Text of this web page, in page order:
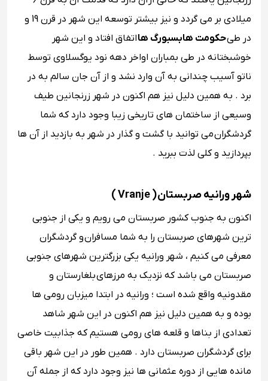
میلادی بر می گردد و نیز بیشتر توسعه این شهر در قرن 19 و
در طیحکومت هابسبورگ ‌هااتفاق افتاد و این شهر
خوشبختانه در طی بمباران اواخر دهه نود یوگسلاوی توسط
ناتو آسیب چندانی به آن وارد نشد و از آن جان سالم به در
برد . به همین دلیل نیز هم‌ اکنون در شهر زرنجانین طیف
وسیعی از ساختمان ‌های تاریخی زیبا وجود دارد که شما
گردشگران می ‌توانید با گشت و گذار در شهر به بازدید از آن‌ ها
بپردازید و کلی لذت ببرید .
شهر ورانیه صربستان ( Vranje )
اکنون به جنوب کشور صربستان می رویم و یکی از جنوبی‌
ترین شهرهای صربستان را به شما مسافران و گردشگران
معرفی می‌ کنیم ، شهر ورانیه یکی بزرگترین شهرهای جنوبی
صربستان می باشد که نزدیک به مرزهایبلغارستان و
مقدونیه واقع شده است ؛ ورانیه در ابتدا میزبان رومی ‌ها
بوده و به همین دلیل نیز هم‌ اکنون در این شهر شاهد
تعدادی از بناها و قلعه‌ های رومی هستیم که جذابیت خاصی
برای گردشگران صربستان دارد . همین ‌طور در این شهر باقی
‌مانده‌ هایی از دوره عثمانی‌ ها نیز وجود دارد که از جمله آن